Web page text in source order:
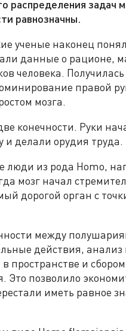
распределения задач
равнозначны.
ученые наконец
данные о рационе,
человека.
правой
мозга.
конечности. Руки
делали орудия труда.
люди из рода Homo,
мозг начал
дорогой орган с
между
действия, анализ
пространстве и
Это позволило
иметь равное